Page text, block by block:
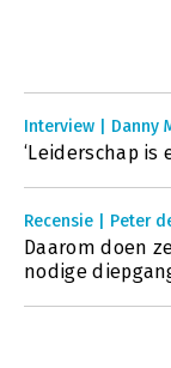
Interview | Danny
‘Leiderschap is
Recensie | Peter
Daarom doen
nodige